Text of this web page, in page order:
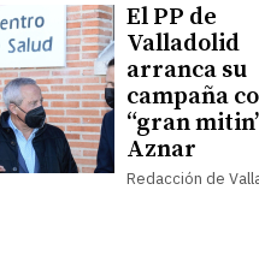
El PP de
Valladolid
arranca su
campaña
“gran
Aznar
Redacción de